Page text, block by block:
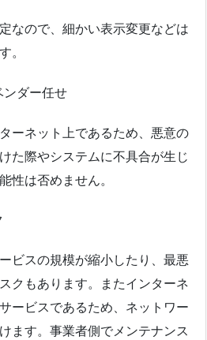
なので、細かい表示変更などは
。
ダー任せ
ーネット上であるため、悪意の
た際やシステムに不具合が生じ
性は否めません。
ビスの規模が縮小したり、最悪
クもあります。またインターネ
ービスであるため、ネットワー
ます。事業者側でメンテナンス